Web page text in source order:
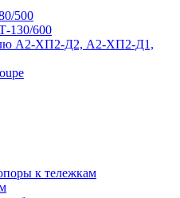
500
130/600
А2-ХП2-Д2, А2-ХП2-Д1,
к тележкам